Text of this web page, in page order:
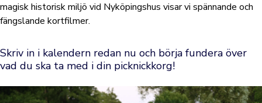
magisk historisk miljö vid Nyköpingshus visar vi spännande och
fängslande kortfilmer.
Skriv in i kalendern redan nu och börja fundera över
vad du ska ta med i din picknickkorg!